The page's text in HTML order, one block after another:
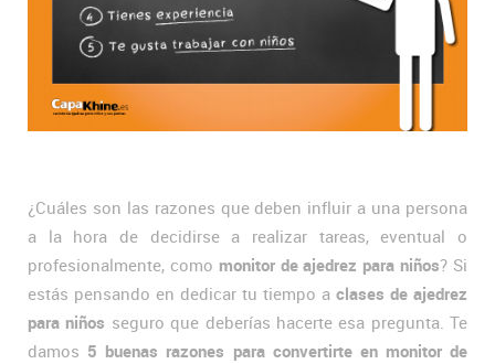
¿Cuáles son las razones que deben influir a una persona
a la hora de decidirse a realizar tareas, eventual o
profesionalmente, como monitor de ajedrez para niños? Si
estás pensando en dedicar tu tiempo a clases de ajedrez
para niños seguro que deberías hacerte esa pregunta. Te
damos 5 buenas razones para convertirte en monitor de